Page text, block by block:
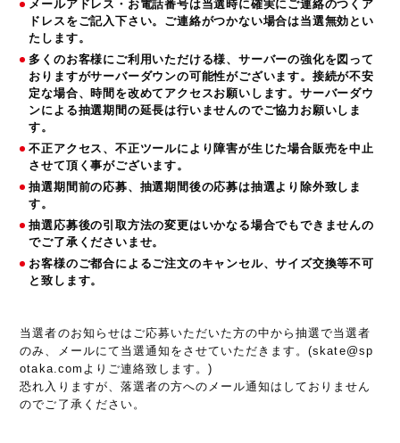
メールアドレス・お電話番号は当選時に確実にご連絡のつくア
ドレスをご記入下さい。ご連絡がつかない場合は当選無効とい
たします。
多くのお客様にご利用いただける様、サーバーの強化を図って
おりますがサーバーダウンの可能性がございます。接続が不安
定な場合、時間を改めてアクセスお願いします。サーバーダウ
ンによる抽選期間の延長は行いませんのでご協力お願いしま
す。
不正アクセス、不正ツールにより障害が生じた場合販売を中止
させて頂く事がございます。
抽選期間前の応募、抽選期間後の応募は抽選より除外致しま
す。
抽選応募後の引取方法の変更はいかなる場合でもできませんの
でご了承くださいませ。
お客様のご都合によるご注文のキャンセル、サイズ交換等不可
と致します。
当選者のお知らせはご応募いただいた方の中から抽選で当選者
のみ、メールにて当選通知をさせていただきます。(skate@sp
otaka.comよりご連絡致します。)
恐れ入りますが、落選者の方へのメール通知はしておりません
のでご了承ください。